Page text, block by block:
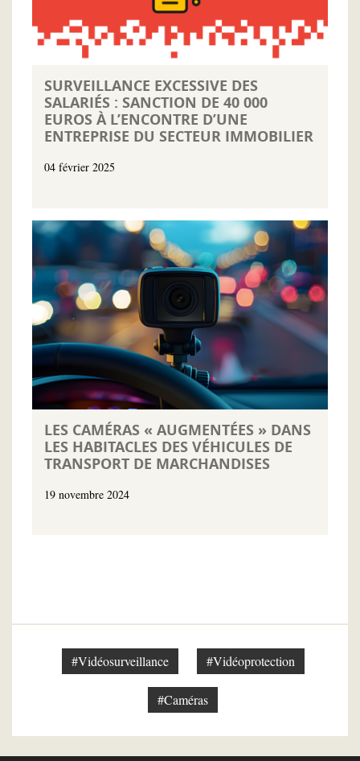
SURVEILLANCE EXCESSIVE DES
SALARIÉS : SANCTION DE 40 000
EUROS À L’ENCONTRE D’UNE
ENTREPRISE DU SECTEUR IMMOBILIER
04 février 2025
LES CAMÉRAS « AUGMENTÉES » DANS
LES HABITACLES DES VÉHICULES DE
TRANSPORT DE MARCHANDISES
19 novembre 2024
#Vidéosurveillance #Vidéoprotection
#Caméras